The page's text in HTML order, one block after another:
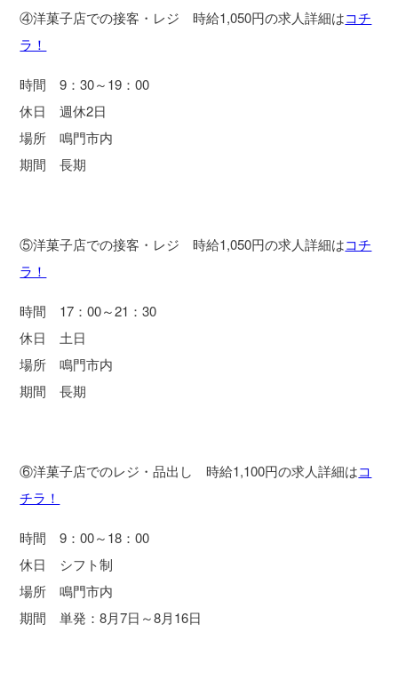
④洋菓子店での接客・レジ 時給1,050円の求人詳細はコチ
ラ！
時間 9：30～19：00
休日 週休2日
場所 鳴門市内
期間 長期
⑤洋菓子店での接客・レジ 時給1,050円の求人詳細はコチ
ラ！
時間 17：00～21：30
休日 土日
場所 鳴門市内
期間 長期
⑥洋菓子店でのレジ・品出し 時給1,100円の求人詳細はコ
チラ！
時間 9：00～18：00
休日 シフト制
場所 鳴門市内
期間 単発：8月7日～8月16日